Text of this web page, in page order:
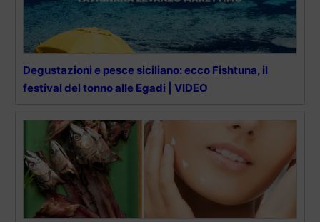
Degustazioni e pesce siciliano: ecco Fishtuna, il
festival del tonno alle Egadi | VIDEO